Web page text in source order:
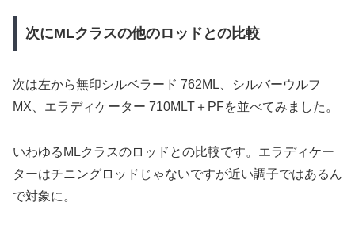
次にMLクラスの他のロッドとの比較
次は左から無印シルベラード 762ML、シルバーウルフ
MX、エラディケーター 710MLT＋PFを並べてみました。
いわゆるMLクラスのロッドとの比較です。エラディケー
ターはチニングロッドじゃないですが近い調子ではあるん
で対象に。